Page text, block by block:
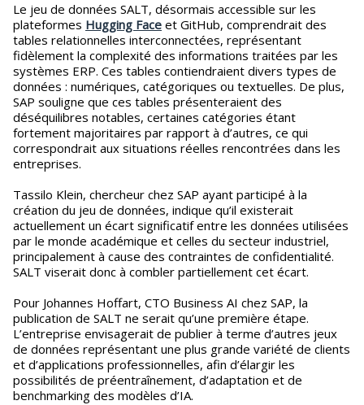
Le jeu de données SALT, désormais accessible sur les
plateformes Hugging Face et GitHub, comprendrait des
tables relationnelles interconnectées, représentant
fidèlement la complexité des informations traitées par les
systèmes ERP. Ces tables contiendraient divers types de
données : numériques, catégoriques ou textuelles. De plus,
SAP souligne que ces tables présenteraient des
déséquilibres notables, certaines catégories étant
fortement majoritaires par rapport à d’autres, ce qui
correspondrait aux situations réelles rencontrées dans les
entreprises.
Tassilo Klein, chercheur chez SAP ayant participé à la
création du jeu de données, indique qu’il existerait
actuellement un écart significatif entre les données utilisées
par le monde académique et celles du secteur industriel,
principalement à cause des contraintes de confidentialité.
SALT viserait donc à combler partiellement cet écart.
Pour Johannes Hoffart, CTO Business AI chez SAP, la
publication de SALT ne serait qu’une première étape.
L’entreprise envisagerait de publier à terme d’autres jeux
de données représentant une plus grande variété de clients
et d’applications professionnelles, afin d’élargir les
possibilités de préentraînement, d’adaptation et de
benchmarking des modèles d’IA.